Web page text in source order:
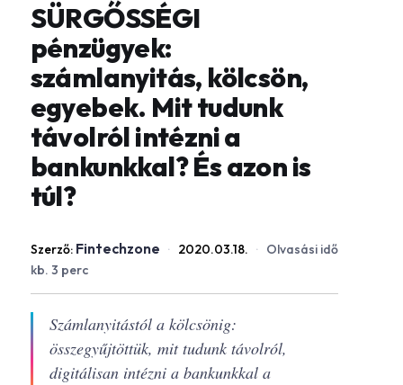
SÜRGŐSSÉGI
pénzügyek:
számlanyitás, kölcsön,
egyebek. Mit tudunk
távolról intézni a
bankunkkal? És azon is
túl?
Szerző: Fintechzone · 2020.03.18. · Olvasási idő
kb. 3 perc
Számlanyitástól a kölcsönig:
összegyűjtöttük, mit tudunk távolról,
digitálisan intézni a bankunkkal a